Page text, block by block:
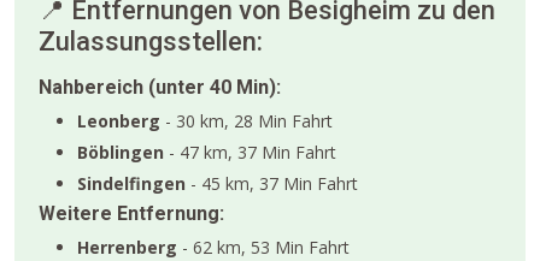
📍 Entfernungen von Besigheim zu den
Zulassungsstellen:
Nahbereich (unter 40 Min):
Leonberg - 30 km, 28 Min Fahrt
Böblingen - 47 km, 37 Min Fahrt
Sindelfingen - 45 km, 37 Min Fahrt
Weitere Entfernung:
Herrenberg - 62 km, 53 Min Fahrt